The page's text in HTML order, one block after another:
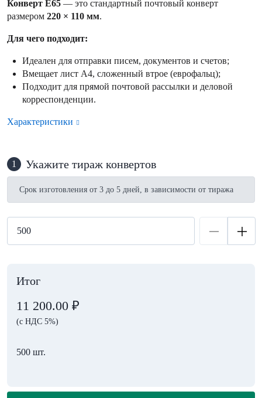
Конверт Е65 — это стандартный почтовый конверт
размером 220 × 110 мм.
Для чего подходит:
Идеален для отправки писем, документов и счетов;
Вмещает лист А4, сложенный втрое (еврофальц);
Подходит для прямой почтовой рассылки и деловой
корреспонденции.
Характеристики
1 Укажите тираж конвертов
Срок изготовления от 3 до 5 дней, в зависимости от тиража
Итог
11 200.00 ₽
(с НДС 5%)
500 шт.